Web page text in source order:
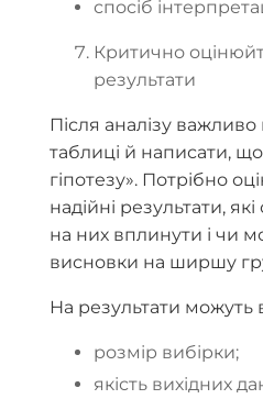
спосіб
Критично
результати
Після аналізу
таблиці й написати,
гіпотезу». Потрібно
надійні результати,
на них вплинути і чи
висновки на ширшу
На результати можуть
розмір вибірки;
якість вихідних